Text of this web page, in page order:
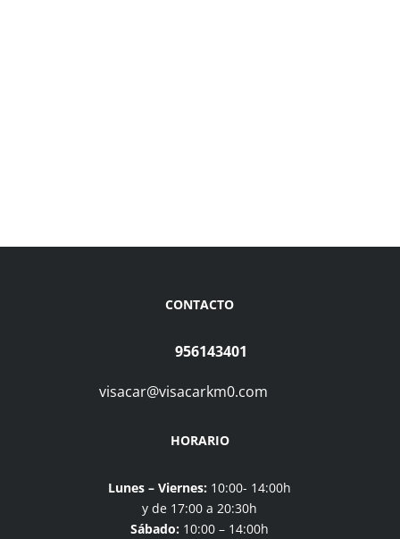
CONTACTO
956143401
visacar@visacarkm0.com
HORARIO
Lunes – Viernes: 10:00- 14:00h
y de 17:00 a 20:30h
Sábado: 10:00 – 14:00h